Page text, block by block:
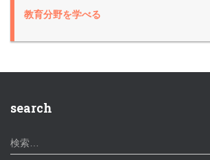
教育分野を学べる
search
検
索
検索…